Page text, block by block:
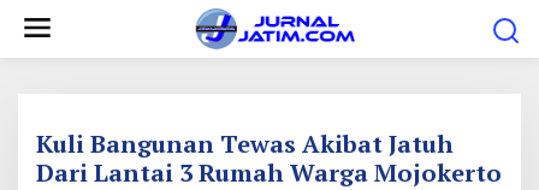
Kuli Bangunan Tewas Akibat Jatuh
Dari Lantai 3 Rumah Warga Mojokerto